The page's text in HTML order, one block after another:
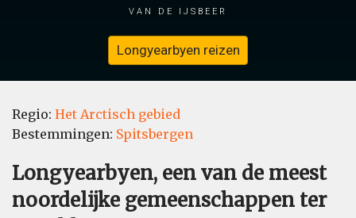
van de ijsbeer
Longyearbyen reizen
Regio: Het Arctisch gebied
Bestemmingen: Spitsbergen
Longyearbyen, een van de meest
noordelijke gemeenschappen ter